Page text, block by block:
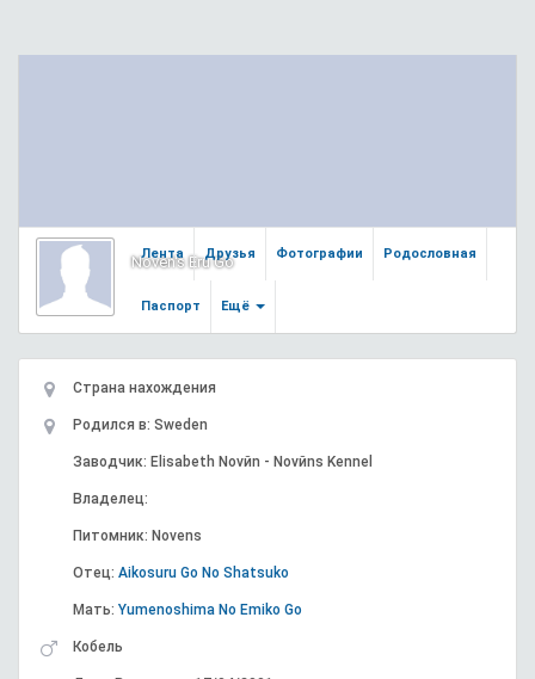
Noven's Eru Go
Лента Друзья Фотографии Родословная
Паспорт Ещё
Страна нахождения
Родился в: Sweden
Заводчик: Elisabeth Novйn - Novйns Kennel
Владелец:
Питомник: Novens
Отец: Aikosuru Go No Shatsuko
Мать: Yumenoshima No Emiko Go
Кобель